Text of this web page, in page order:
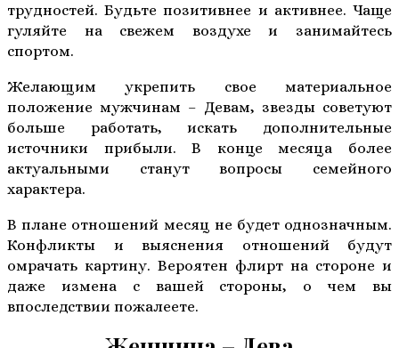
трудностей. Будьте позитивнее и активнее. Чаще
гуляйте на свежем воздухе и занимайтесь
спортом.
Желающим укрепить свое материальное
положение мужчинам – Девам, звезды советуют
больше работать, искать дополнительные
источники прибыли. В конце месяца более
актуальными станут вопросы семейного
характера.
В плане отношений месяц не будет однозначным.
Конфликты и выяснения отношений будут
омрачать картину. Вероятен флирт на стороне и
даже измена с вашей стороны, о чем вы
впоследствии пожалеете.